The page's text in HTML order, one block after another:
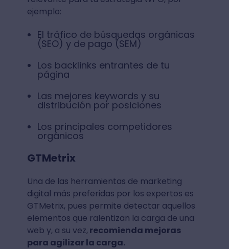
ejemplo:
El tráfico de búsquedas orgánicas
(SEO) y de pago (SEM)
Los backlinks entrantes de tu
página
Las mejores keywords y su
distribución por posiciones
Los principales competidores
orgánicos
GTMetrix
Una de las herramientas de marketing
digital más preferidas por los expertos es
GTMetrix, pues permite detectar aquellos
elementos que ralentizan la carga de una
web y, a su vez, recomienda mejoras
para agilizar la carga.